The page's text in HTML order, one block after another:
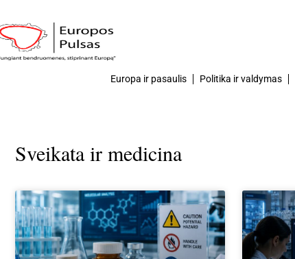
Europa ir pasaulis Politika ir valdymas
Sveikata ir medicina